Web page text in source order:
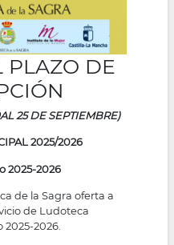
PLAZO DE
25 DE SEPTIEMBRE)
2025/2026
2025-2026
de la Sagra oferta a
de Ludoteca
2026.